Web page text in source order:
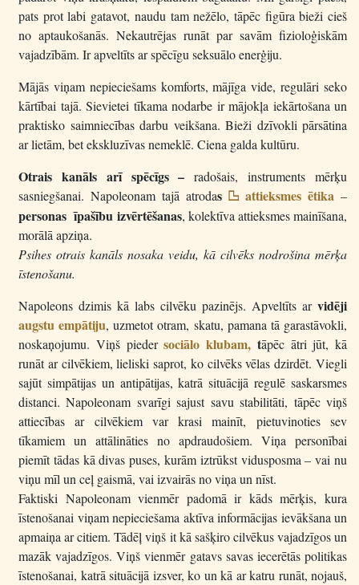
pats prot labi gatavot, naudu tam nežēlo, tāpēc figūra bieži cieš
no aptaukošanās. Nekautrējas runāt par savām fizioloģiskām
vajadzībām. Ir apveltīts ar spēcīgu seksuālo enerģiju.
Mājās viņam nepieciešams komforts, mājīga vide, regulāri seko
kārtībai tajā. Sievietei tīkama nodarbe ir mājokļa iekārtošana un
praktisko saimniecības darbu veikšana. Bieži dzīvokli pārsātina
ar lietām, bet ekskluzīvas nemeklē. Ciena galda kultūru.
Otrais kanāls arī spēcīgs –radošais, instruments mērķu
sasniegšanai. Napoleonam tajā atrodas . attieksmes ētika –
personas īpašību izvērtēšanas, kolektīva attieksmes mainīšana,
morālā apziņa.
Psihes otrais kanāls nosaka veidu, kā cilvēks nodrošina mērķa
īstenošanu.
Napoleons dzimis kā labs cilvēku pazinējs. Apveltīts ar vidēji
augstu empātiju, uzmetot otram, skatu, pamana tā garastāvokli,
noskaņojumu. Viņš piedersociālo klubam, tāpēc ātri jūt, kā
runāt ar cilvēkiem, lieliski saprot, ko cilvēks vēlas dzirdēt. Viegli
sajūt simpātijas un antipātijas, katrā situācijā regulē saskarsmes
distanci. Napoleonam svarīgi sajust savu stabilitāti, tāpēc viņš
attiecības ar cilvēkiem var krasi mainīt, pietuvinoties sev
tīkamiem un attālināties no apdraudošiem. Viņa personībai
piemīt tādas kā divas puses, kurām iztrūkst vidusposma – vai nu
viņu mīl un ceļ gaismā, vai izvairās no viņa un nīst.
Faktiski Napoleonam vienmēr padomā ir kāds mērķis, kura
īstenošanai viņam nepieciešama aktīva informācijas ievākšana un
apmaiņa ar citiem. Tādēļ viņš it kā sašķiro cilvēkus vajadzīgos un
mazāk vajadzīgos. Viņš vienmēr gatavs savas iecerētās politikas
īstenošanai, katrā situācijā izsver, ko un kā ar katru runāt, nojauš,